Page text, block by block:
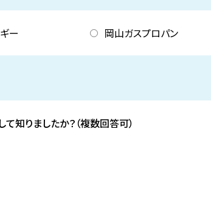
ー 岡山ガスプロパン
て知りましたか？（複数回答可）